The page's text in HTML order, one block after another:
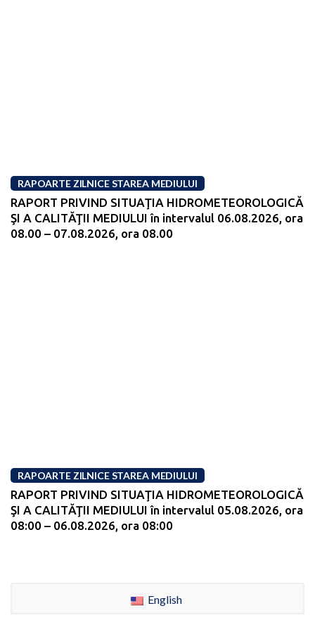
RAPOARTE ZILNICE STAREA MEDIULUI
RAPORT PRIVIND SITUAŢIA HIDROMETEOROLOGICĂ
ŞI A CALITĂŢII MEDIULUI în intervalul 06.08.2026, ora
08.00 – 07.08.2026, ora 08.00
RAPOARTE ZILNICE STAREA MEDIULUI
RAPORT PRIVIND SITUAŢIA HIDROMETEOROLOGICĂ
ŞI A CALITĂŢII MEDIULUI în intervalul 05.08.2026, ora
08:00 – 06.08.2026, ora 08:00
English